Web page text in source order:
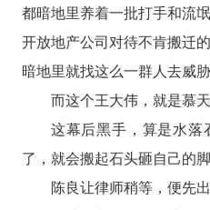
都暗地里养着一批打手和流
开放地产公司对待不肯搬迁
暗地里就找这么一群人去威胁
而这个王大伟，就是慕
这幕后黑手，算是水
了，就会搬起石头砸自己的脚
陈良让律师稍等，便先